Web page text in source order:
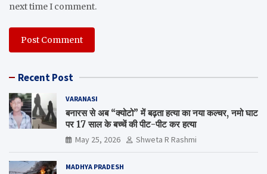
next time I comment.
Recent Post
VARANASI
बनारस से अब “क्योटो” में बढ़ता हत्या का नया कल्चर, नमो घाट
पर 17 साल के बच्चें की पीट-पीट कर हत्या
May 25, 2026 Shweta R Rashmi
MADHYA PRADESH